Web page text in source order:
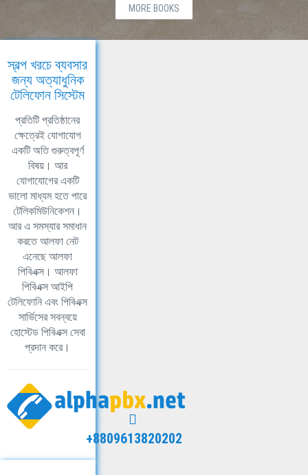
MORE BOOKS
স্বল্প খরচে ব্যবসার
জন্য অত্যাধুনিক
টেলিফোন সিস্টেম
প্রতিটি প্রতিষ্ঠানের
ক্ষেত্রেই যোগাযোগ
একটি অতি গুরুত্বপূর্ণ
বিষয়। আর
যোগাযোগের একটি
ভালো মাধ্যম হতে পারে
টেলিকমিউনিকেশন।
আর এ সমস্যার সমাধান
করতে আলফা নেট
এনেছে আলফা
পিবিএক্স। আলফা
পিবিএক্স আইপি
টেলিফোনি এবং পিবিএক্স
সার্ভিসের সবন্বয়ে
হোস্টেড পিবিএক্স সেবা
প্রদান করে।
+8809613820202